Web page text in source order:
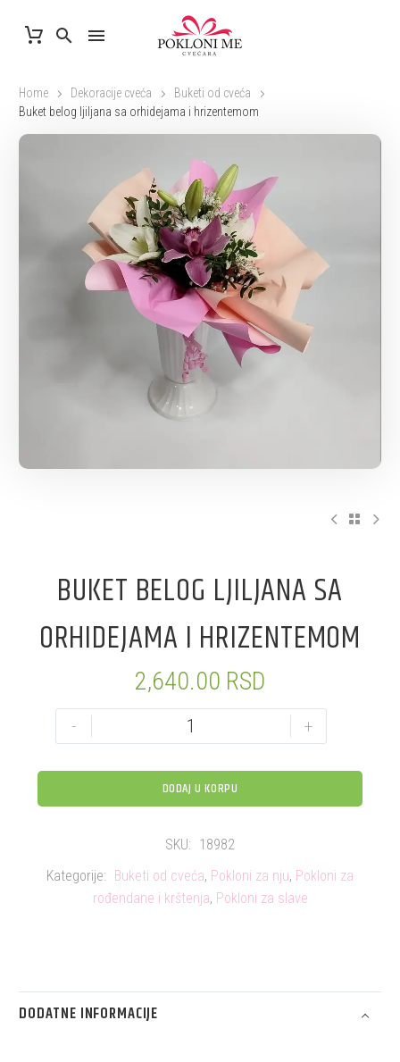
Home Dekoracije cveća
Buketi od cveća
Buket belog ljiljana sa orhidejama i hrizentemom
BUKET BELOG LJILJANA SA
ORHIDEJAMA I HRIZENTEMOM
2,640.00 RSD
- +
DODAJ U KORPU
SKU: 18982
Kategorije: Buketi od cveća, Pokloni za nju, Pokloni za
rođendane i krštenja, Pokloni za slave
DODATNE INFORMACIJE